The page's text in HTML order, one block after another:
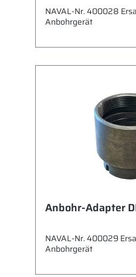
NAVAL-Nr. 400028
Anbohrgerät
Anbohr-Adapter
NAVAL-Nr. 400029
Anbohrgerät